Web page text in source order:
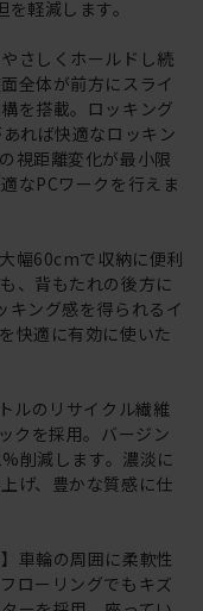
軽減します。
さしくホールドし続
全体が前方にスライ
を搭載。ロッキング
れば快適なロッキン
視距離変化が最小限
なPCワークを行えま
幅60cmで収納に便利
、背もたれの後方に
ング感を得られるイ
快適に有効に使いた
ルのリサイクル繊維
クを採用。バージン
削減します。濃淡に
げ、豊かな質感に仕
車輪の周囲に柔軟性
ローリングでもキズ